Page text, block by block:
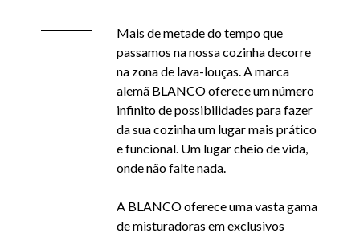
Mais de metade do tempo que
passamos na nossa cozinha decorre
na zona de lava-louças. A marca
alemã BLANCO oferece um número
infinito de possibilidades para fazer
da sua cozinha um lugar mais prático
e funcional. Um lugar cheio de vida,
onde não falte nada.
A BLANCO oferece uma vasta gama
de misturadoras em exclusivos